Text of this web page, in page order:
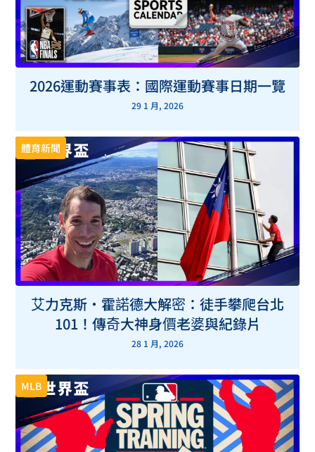
2026運動賽事表：國際運動賽事日期一覽
29 1 月, 2026
體育新聞
艾力克斯・霍諾德大解密：徒手攀爬台北
101！傳奇大神身價老婆與紀錄片
28 1 月, 2026
MLB